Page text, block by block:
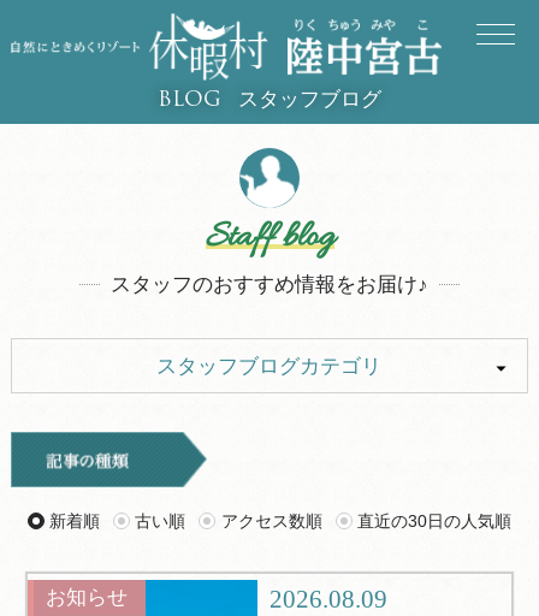
BLOG スタッフブログ
Staff blog
スタッフのおすすめ情報をお届け♪
スタッフブログカテゴリ
イベント
旅行記 ツアー
グルメ
新着順 古い順 アクセス数順 直近の30日の人気順
お知らせ 2026.08.09